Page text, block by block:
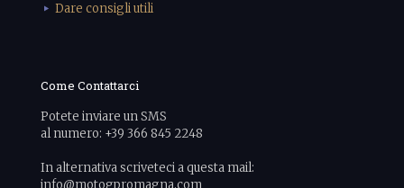
Dare consigli utili
Come Contattarci
Potete inviare un SMS
al numero: +39 366 845 2248
In alternativa scriveteci a questa mail: